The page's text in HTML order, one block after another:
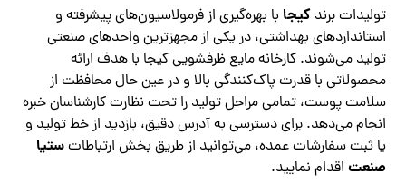
تولیدات برندکیجا با بهره‌گیری از فرمولاسیون‌های پیشرفته و
استانداردهای بهداشتی، در یکی از مجهزترین واحدهای صنعتی
تولید می‌شوند. کارخانه مایع ظرفشویی کیجا با هدف ارائه
محصولاتی با قدرت پاک‌کنندگی بالا و در عین حال محافظت از
سلامت پوست، تمامی مراحل تولید را تحت نظارت کارشناسان خبره
انجام می‌دهد. برای دسترسی به آدرس دقیق، بازدید از خط تولید و
یا ثبت سفارشات عمده، می‌توانید از طریق بخش ارتباطاتستیا
صنعت اقدام نمایید.